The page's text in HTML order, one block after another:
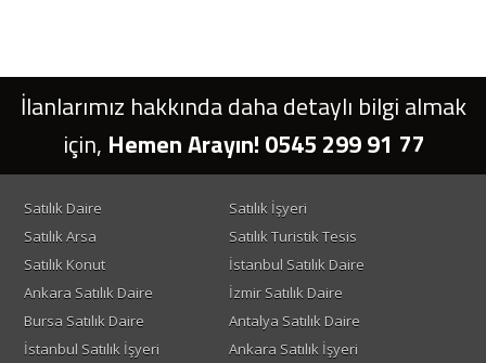
İlanlarımız hakkında daha detaylı bilgi almak
için, Hemen Arayın! 0545 299 91 77
Satılık Daire
Satılık İşyeri
Satılık Arsa
Satılık Turistik Tesis
Satılık Konut
İstanbul Satılık Daire
Ankara Satılık Daire
İzmir Satılık Daire
Bursa Satılık Daire
Antalya Satılık Daire
İstanbul Satılık İşyeri
Ankara Satılık İşyeri